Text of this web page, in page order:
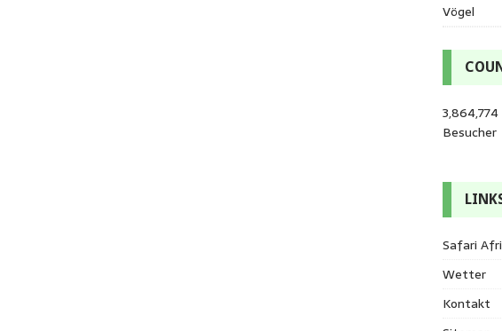
Vögel
3,864,774
Besucher
Safari
Wetter
Kontakt